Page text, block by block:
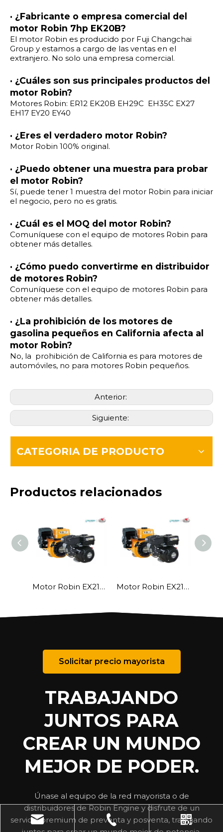
· ¿Fabricante o empresa comercial del
motor Robin 7hp EK20B?
El motor Robin es producido por Fuji Changchai
Group y estamos a cargo de las ventas en el
extranjero. No solo una empresa comercial.
· ¿Cuáles son sus principales productos del
motor Robin?
Motores Robin: ER12 EK20B EH29C EH35C EX27
EH17 EY20 EY40
· ¿Eres el verdadero motor Robin?
Motor Robin 100% original.
· ¿Puedo obtener una muestra para probar
el motor Robin?
Sí, puede tener 1 muestra del motor Robin para iniciar
el negocio, pero no es gratis.
· ¿Cuál es el MOQ del motor Robin?
Comuníquese con el equipo de motores Robin para
obtener más detalles.
· ¿Cómo puedo convertirme en distribuidor
de motores Robin?
Comuníquese con el equipo de motores Robin para
obtener más detalles.
· ¿La prohibición de los motores de
gasolina pequeños en California afecta al
motor Robin?
No, la prohibición de California es para motores de
automóviles, no para motores Robin pequeños.
Anterior:
Siguiente:
CATEGORIA DE PRODUCTO
Productos relacionados
Motor Robin EX21 de 7 CV Motor Robin EX21 de 7 CV
Solicitar precio mayorista
TRABAJANDO
JUNTOS PARA
CREAR UN MUNDO
MEJOR DE PODER.
Únase al equipo de la red mayorista o de
distribuidores de Robin Engine y disfrute de un
servicio premium de preventa y posventa, trabajando